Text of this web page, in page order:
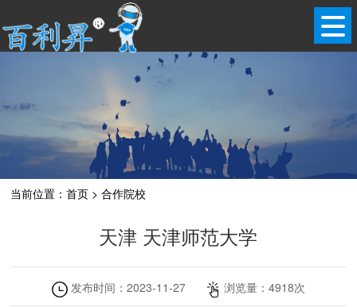
当前位置：首页 >合作院校
天津 天津师范大学
发布时间： 2023-11-27 浏览量： 4918次